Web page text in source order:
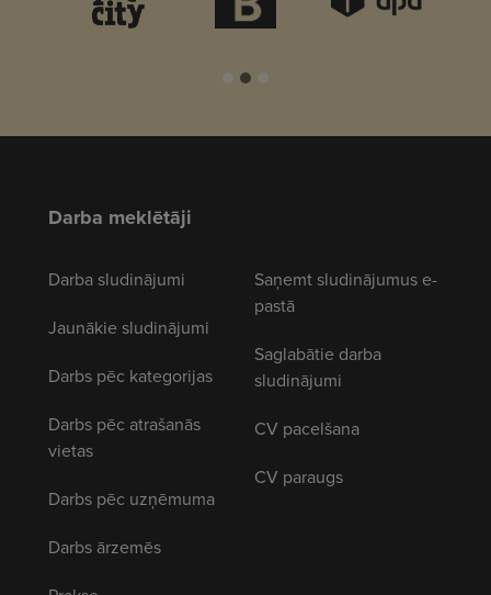
Darba meklētāji
Darba sludinājumi
Jaunākie sludinājumi
Darbs pēc kategorijas
Darbs pēc atrašanās
vietas
Darbs pēc uzņēmuma
Darbs ārzemēs
Saņemt sludinājumus e-
pastā
Saglabātie darba
sludinājumi
CV pacelšana
CV paraugs